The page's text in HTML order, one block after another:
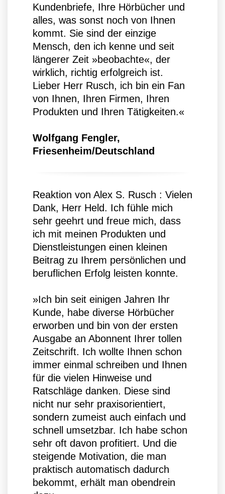
Kundenbriefe, Ihre Hörbücher und
alles, was sonst noch von Ihnen
kommt. Sie sind der einzige
Mensch, den ich kenne und seit
längerer Zeit »beobachte«, der
wirklich, richtig erfolgreich ist.
Lieber Herr Rusch, ich bin ein Fan
von Ihnen, Ihren Firmen, Ihren
Produkten und Ihren Tätigkeiten.«
Wolfgang Fengler,
Friesenheim/Deutschland
Reaktion von Alex S. Rusch : Vielen
Dank, Herr Held. Ich fühle mich
sehr geehrt und freue mich, dass
ich mit meinen Produkten und
Dienstleistungen einen kleinen
Beitrag zu Ihrem persönlichen und
beruflichen Erfolg leisten konnte.
»Ich bin seit einigen Jahren Ihr
Kunde, habe diverse Hörbücher
erworben und bin von der ersten
Ausgabe an Abonnent Ihrer tollen
Zeitschrift. Ich wollte Ihnen schon
immer einmal schreiben und Ihnen
für die vielen Hinweise und
Ratschläge danken. Diese sind
nicht nur sehr praxisorientiert,
sondern zumeist auch einfach und
schnell umsetzbar. Ich habe schon
sehr oft davon profitiert. Und die
steigende Motivation, die man
praktisch automatisch dadurch
bekommt, erhält man obendrein